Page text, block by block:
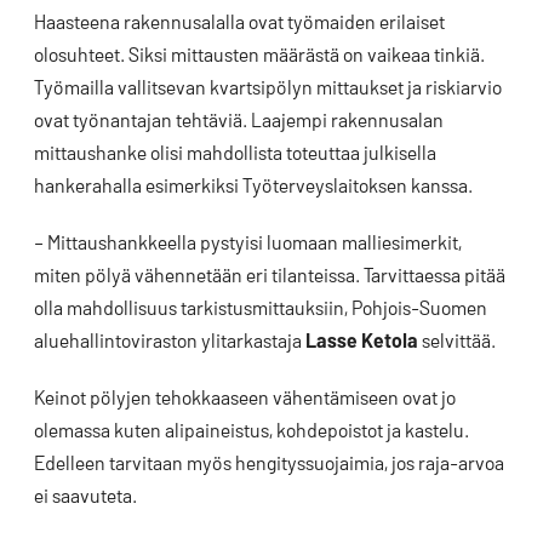
Haasteena rakennusalalla ovat työmaiden erilaiset
olosuhteet. Siksi mittausten määrästä on vaikeaa tinkiä.
Työmailla vallitsevan kvartsipölyn mittaukset ja riskiarvio
ovat työnantajan tehtäviä. Laajempi rakennusalan
mittaushanke olisi mahdollista toteuttaa julkisella
hankerahalla esimerkiksi Työterveyslaitoksen kanssa.
– Mittaushankkeella pystyisi luomaan malliesimerkit,
miten pölyä vähennetään eri tilanteissa. Tarvittaessa pitää
olla mahdollisuus tarkistusmittauksiin, Pohjois-Suomen
aluehallintoviraston ylitarkastaja Lasse Ketola selvittää.
Keinot pölyjen tehokkaaseen vähentämiseen ovat jo
olemassa kuten alipaineistus, kohdepoistot ja kastelu.
Edelleen tarvitaan myös hengityssuojaimia, jos raja-arvoa
ei saavuteta.